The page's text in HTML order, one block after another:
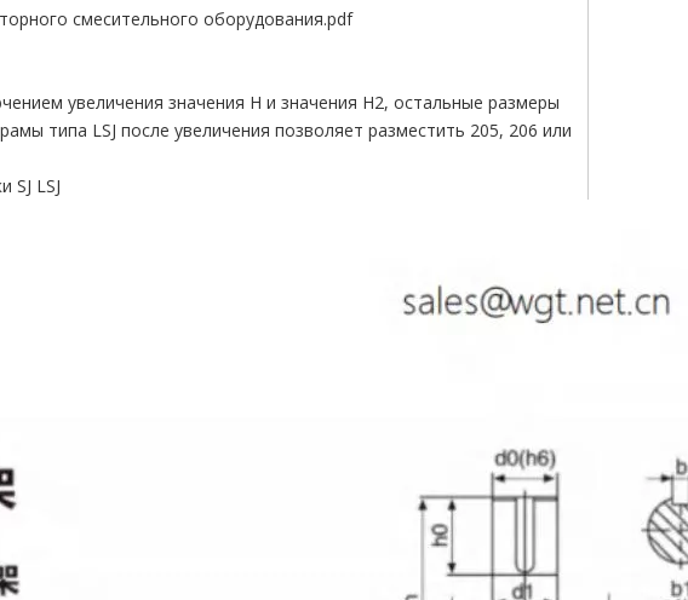
смесительного оборудования.pdf
увеличения значения H и значения H2, остальные размеры
типа LSJ после увеличения позволяет разместить 205, 206 или
LSJ